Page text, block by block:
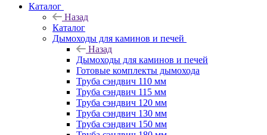
Каталог
Назад
Каталог
Дымоходы для каминов и печей
Назад
Дымоходы для каминов и печей
Готовые комплекты дымохода
Труба сэндвич 110 мм
Труба сэндвич 115 мм
Труба сэндвич 120 мм
Труба сэндвич 130 мм
Труба сэндвич 150 мм